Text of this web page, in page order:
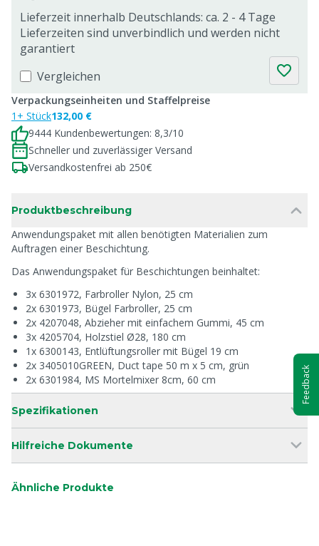
Lieferzeit innerhalb Deutschlands: ca. 2 - 4 Tage
Lieferzeiten sind unverbindlich und werden nicht
garantiert
Vergleichen
Verpackungseinheiten und Staffelpreise
1+ Stück132,00 €
9444 Kundenbewertungen: 8,3/10
Schneller und zuverlässiger Versand
Versandkostenfrei ab 250€
Produktbeschreibung
Anwendungspaket mit allen benötigten Materialien zum
Auftragen einer Beschichtung.
Das Anwendungspaket für Beschichtungen beinhaltet:
3x 6301972, Farbroller Nylon, 25 cm
2x 6301973, Bügel Farbroller, 25 cm
2x 4207048, Abzieher mit einfachem Gummi, 45 cm
3x 4205704, Holzstiel Ø28, 180 cm
1x 6300143, Entlüftungsroller mit Bügel 19 cm
2x 3405010GREEN, Duct tape 50 m x 5 cm, grün
2x 6301984, MS Mortelmixer 8cm, 60 cm
Spezifikationen
Hilfreiche Dokumente
Ähnliche Produkte
Feedback